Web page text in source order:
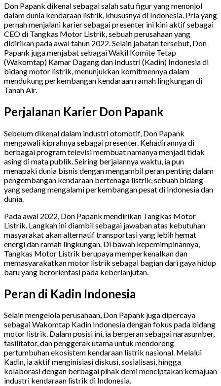
Don Papank dikenal sebagai salah satu figur yang menonjol
dalam dunia kendaraan listrik, khususnya di Indonesia. Pria yang
pernah menjalani karier sebagai presenter ini kini aktif sebagai
CEO di Tangkas Motor Listrik, sebuah perusahaan yang
didirikan pada awal tahun 2022. Selain jabatan tersebut, Don
Papank juga menjabat sebagai Wakil Komite Tetap
(Wakomtap) Kamar Dagang dan Industri (Kadin) Indonesia di
bidang motor listrik, menunjukkan komitmennya dalam
mendukung perkembangan kendaraan ramah lingkungan di
Tanah Air.
Perjalanan Karier Don Papank
Sebelum dikenal dalam industri otomotif, Don Papank
mengawali kiprahnya sebagai presenter. Kehadirannya di
berbagai program televisi membuat namanya menjadi tidak
asing di mata publik. Seiring berjalannya waktu, ia pun
menapaki dunia bisnis dengan mengambil peran penting dalam
pengembangan kendaraan bertenaga listrik, sebuah bidang
yang sedang mengalami perkembangan pesat di Indonesia dan
dunia.
Pada awal 2022, Don Papank mendirikan Tangkas Motor
Listrik. Langkah ini diambil sebagai jawaban atas kebutuhan
masyarakat akan alternatif transportasi yang lebih hemat
energi dan ramah lingkungan. Di bawah kepemimpinannya,
Tangkas Motor Listrik berupaya memperkenalkan dan
memasyarakatkan motor listrik sebagai bagian dari gaya hidup
baru yang berorientasi pada keberlanjutan.
Peran di Kadin Indonesia
Selain mengelola perusahaan, Don Papank juga dipercaya
sebagai Wakomtap Kadin Indonesia dengan fokus pada bidang
motor listrik. Dalam posisi ini, ia berperan sebagai narasumber,
fasilitator, dan penggerak utama untuk mendorong
pertumbuhan ekosistem kendaraan listrik nasional. Melalui
Kadin, ia aktif menginisiasi diskusi, sosialisasi, hingga
kolaborasi dengan berbagai pihak demi menciptakan kemajuan
industri kendaraan listrik di Indonesia.